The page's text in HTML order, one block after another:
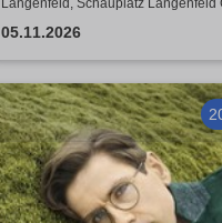
Music
Langenfeld, Schauplatz Langenfeld
05.11.2026